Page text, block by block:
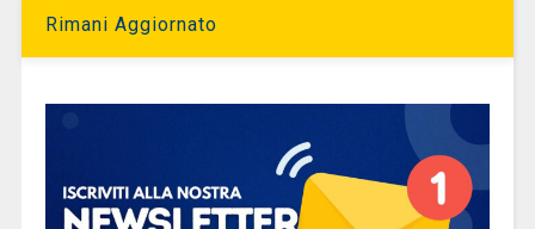
Rimani Aggiornato